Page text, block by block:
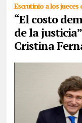
Escrutinio a los
“El costo
de la
Cristina